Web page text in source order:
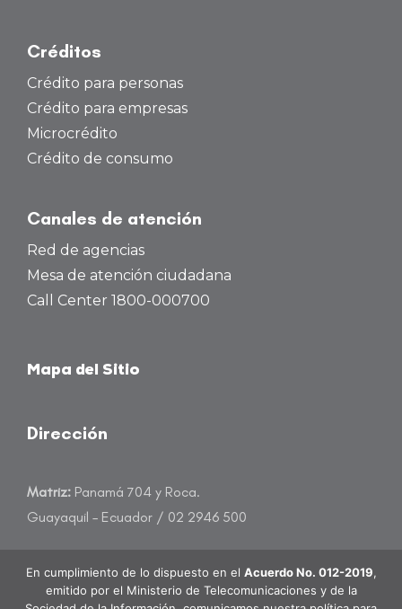
Créditos
Crédito para personas
Crédito para empresas
Microcrédito
Crédito de consumo
Canales de atención
Red de agencias
Mesa de atención ciudadana
Call Center 1800-000700
Mapa del Sitio
Dirección
Matriz: Panamá 704 y Roca.
Guayaquil – Ecuador / 02 2946 500
atencioncliente@banecuador.fin.ec
En cumplimiento de lo dispuesto en el Acuerdo No. 012-2019,
emitido por el Ministerio de Telecomunicaciones y de la